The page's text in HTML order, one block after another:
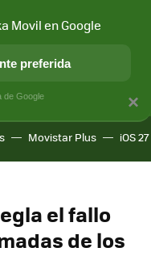
APLICACIONES
Movistar Plus iOS 27
el fallo
de los
×
Movil en Google
preferida
de Google